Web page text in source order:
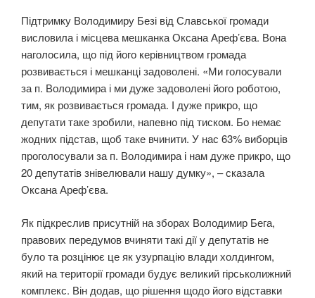
Підтримку Володимиру Безі від Славської громади
висловила і місцева мешканка Оксана Ареф’єва. Вона
наголосила, що під його керівництвом громада
розвивається і мешканці задоволені. «Ми голосували
за п. Володимира і ми дуже задоволені його роботою,
тим, як розвивається громада. І дуже прикро, що
депутати таке зробили, напевно під тиском. Бо немає
жодних підстав, щоб таке вчинити. У нас 63% виборців
проголосували за п. Володимира і нам дуже прикро, що
20 депутатів знівелювали нашу думку», – сказала
Оксана Ареф’єва.
Як підкреслив присутній на зборах Володимир Бега,
правових передумов вчиняти такі дії у депутатів не
було та розцінює це як узурпацію влади холдингом,
який на території громади будує великий гірськолижний
комплекс. Він додав, що рішення щодо його відставки